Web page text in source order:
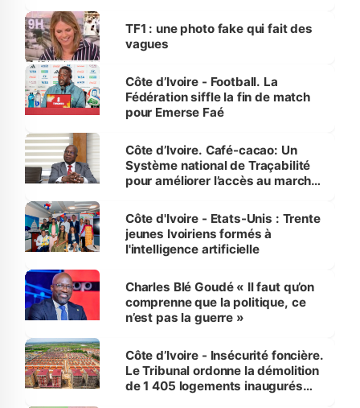
sur la scène internationale »
TF1 : une photo fake qui fait des
vagues
Côte d’Ivoire - Football. La
Fédération siffle la fin de match
pour Emerse Faé
Côte d’Ivoire. Café-cacao: Un
Système national de Traçabilité
pour améliorer l’accès au marché
Côte d'Ivoire - Etats-Unis : Trente
jeunes Ivoiriens formés à
l'intelligence artificielle
Charles Blé Goudé « Il faut qu’on
comprenne que la politique, ce
n’est pas la guerre »
Côte d’Ivoire - Insécurité foncière.
Le Tribunal ordonne la démolition
de 1 405 logements inaugurés